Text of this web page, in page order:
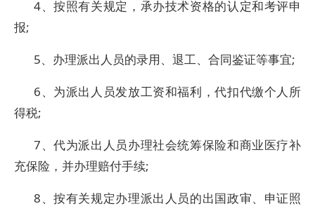
4、按照有关规定，承办技术资格的认定和考评申
报;
5、办理派出人员的录用、退工、合同鉴证等事宜;
6、为派出人员发放工资和福利，代扣代缴个人所
得税;
7、代为派出人员办理社会统筹保险和商业医疗补
充保险，并办理赔付手续;
8、按有关规定办理派出人员的出国政审、申证照